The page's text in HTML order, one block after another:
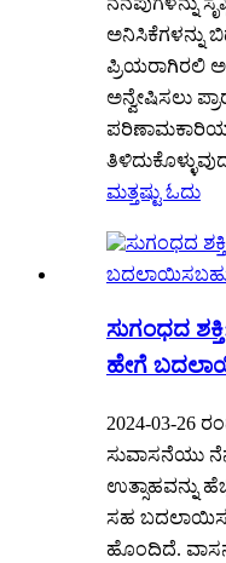
ಅನಿಸಿಕೆಗಳನ್ನು
ಪ್ರಿಯರಾಗಿರಲಿ
ಅನ್ವೇಷಿಸಲು
ಮತ್ತಷ್ಟು ಓದು
ಸುಗಂಧದ
ಹೇಗೆ
2024-03-26
ಸುವಾಸನೆಯು
ಉತ್ಸಾಹವನ್ನು
ಸಹ
ಹೊಂದಿದೆ.